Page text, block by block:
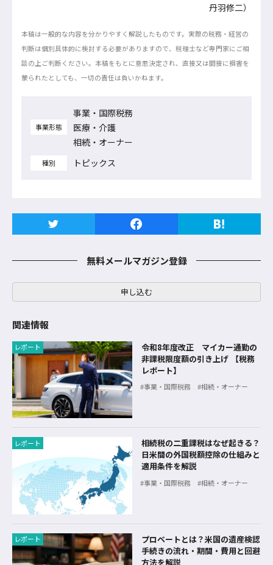
丹羽修二）
本稿は一般的な内容を分かりやすく解説したものです。実際の税務・経営の
判断は個別具体的に検討する必要がありますので、税理士など専門家にご相
談の上ご判断ください。本稿をもとに意思決定され、直接又は間接に損害を
蒙られたとしても、一切の責任は負いかねます。
事業形態
事業・国際税務
医療・介護
相続・オーナー
種別 トピックス
無料メールマガジン登録
申し込む
関連情報
レポート
令和8年度改正 マイカー通勤の
非課税限度額の引き上げ 【税務
レポート】
事業・国際税務 相続・オーナー
レポート
相続税の二重課税はなぜ起きる？
日米間の外国税額控除の仕組みと
適用条件を解説
事業・国際税務 相続・オーナー
レポート
プロベートとは？米国の遺産検認
手続きの流れ・期間・費用と回避
方法を解説